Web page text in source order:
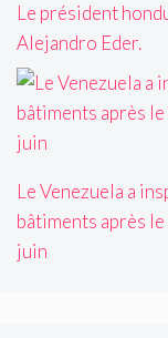
Le président
Alejandro Eder.
Le Venezuela a
bâtiments après
juin